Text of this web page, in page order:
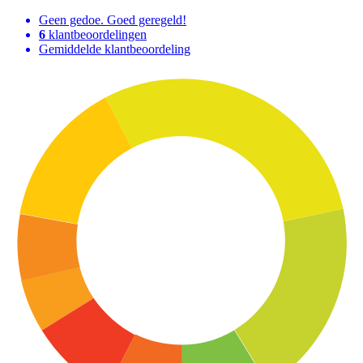
Geen gedoe. Goed geregeld!
6 klantbeoordelingen
Gemiddelde klantbeoordeling